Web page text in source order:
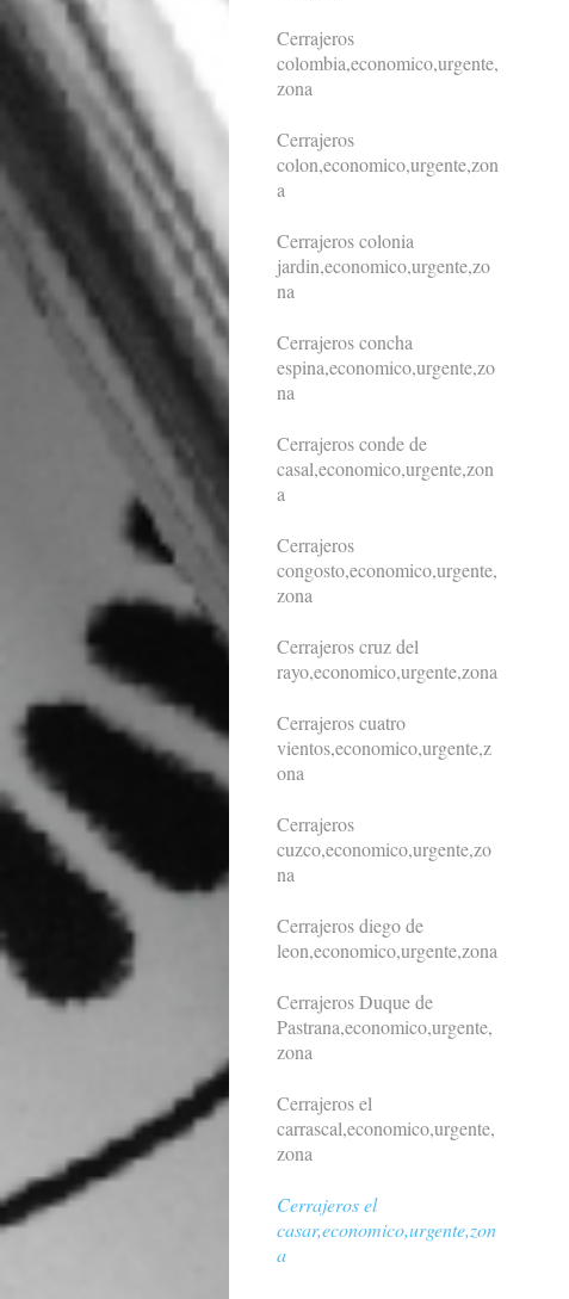
Cerrajeros
colombia,economico,urgente,
zona
Cerrajeros
colon,economico,urgente,zon
a
Cerrajeros colonia
jardin,economico,urgente,zo
na
Cerrajeros concha
espina,economico,urgente,zo
na
Cerrajeros conde de
casal,economico,urgente,zon
a
Cerrajeros
congosto,economico,urgente,
zona
Cerrajeros cruz del
rayo,economico,urgente,zona
Cerrajeros cuatro
vientos,economico,urgente,z
ona
Cerrajeros
cuzco,economico,urgente,zo
na
Cerrajeros diego de
leon,economico,urgente,zona
Cerrajeros Duque de
Pastrana,economico,urgente,
zona
Cerrajeros el
carrascal,economico,urgente,
zona
Cerrajeros el
casar,economico,urgente,zon
a